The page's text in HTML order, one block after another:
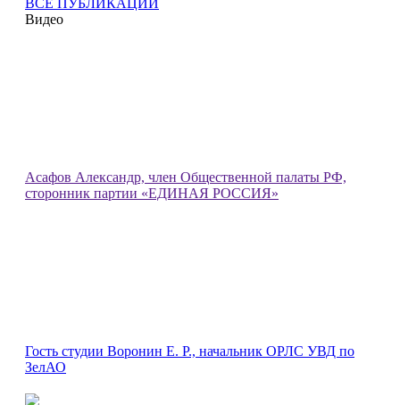
ВСЕ ПУБЛИКАЦИИ
Видео
Асафов Александр, член Общественной палаты РФ,
сторонник партии «ЕДИНАЯ РОССИЯ»
Гость студии Воронин Е. Р., начальник ОРЛС УВД по
ЗелАО